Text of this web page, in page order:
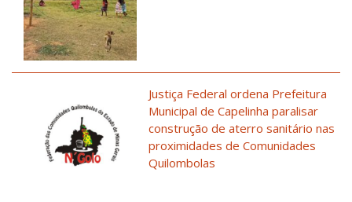
Justiça Federal ordena Prefeitura
Municipal de Capelinha paralisar
construção de aterro sanitário nas
proximidades de Comunidades
Quilombolas